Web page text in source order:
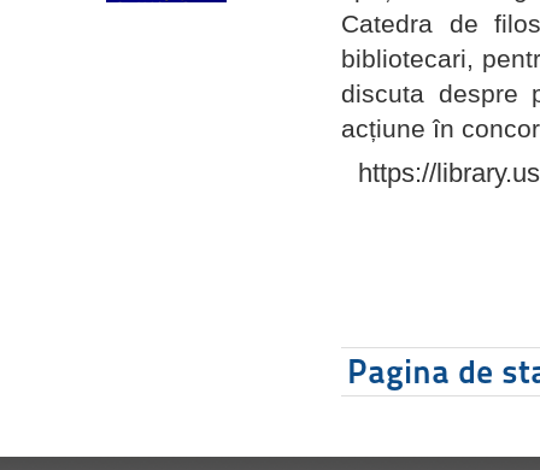
Catedra de
bibliotecari,
discuta despre
acțiune în
https://
Pagina de